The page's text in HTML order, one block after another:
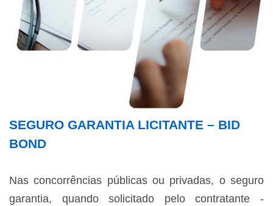
SEGURO GARANTIA LICITANTE – BID
BOND
Nas concorrências públicas ou privadas, o seguro
garantia, quando solicitado pelo contratante -